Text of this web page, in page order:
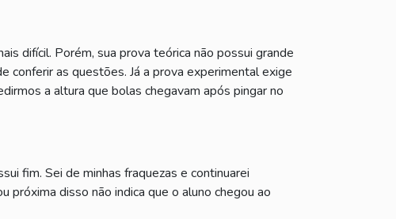
difícil. Porém, sua prova teórica não possui grande
conferir as questões. Já a prova experimental exige
a altura que bolas chegavam após pingar no
fim. Sei de minhas fraquezas e continuarei
disso não indica que o aluno chegou ao